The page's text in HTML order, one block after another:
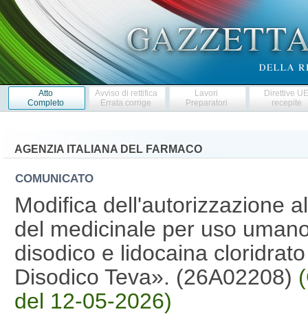
Atto
Completo
Avviso di rettifica
Errata corrige
Lavori
Preparatori
Direttive
recepite
AGENZIA ITALIANA DEL FARMACO
COMUNICATO
Modifica dell'autorizzazione
del medicinale per uso
disodico e lidocaina
Disodico Teva». (26A02208)
del 12-05-2026)